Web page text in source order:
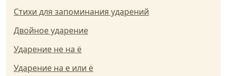
Стихи для запоминания ударений
Двойное ударение
Ударение не на ё
Ударение на е или ё